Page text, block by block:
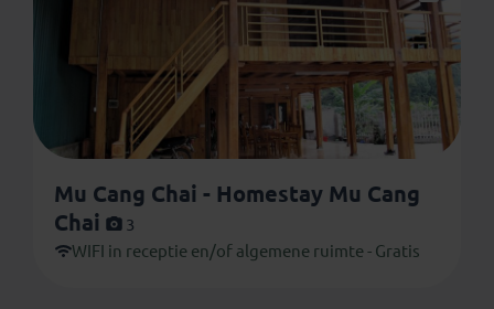
Mu Cang Chai - Homestay Mu Cang
Chai
3
WIFI in receptie en/of algemene ruimte - Gratis